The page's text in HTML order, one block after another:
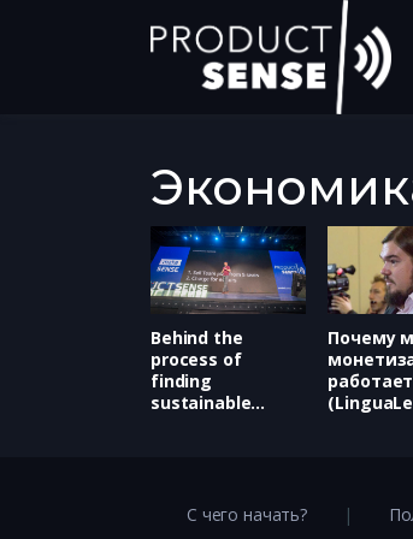
Behind the
process of
finding
sustainable
Почему
С чего начать?